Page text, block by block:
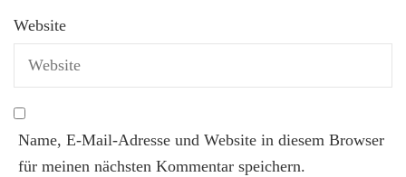
Website
Name, E-Mail-Adresse und Website in diesem Browser
für meinen nächsten Kommentar speichern.